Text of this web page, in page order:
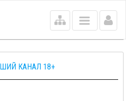
Main
menu
КАНАЛ 18+